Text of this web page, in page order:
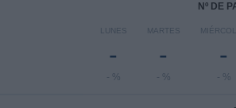
Nº DE
LUNES
-
- %
MARTES
-
- %
-
- %